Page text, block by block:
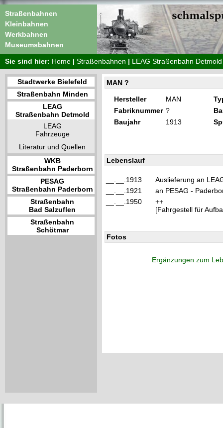
Straßenbahnen
Kleinbahnen
Werkbahnen
Museumsbahnen
Sie sind hier: Home | Straßenbahnen | LEAG Straßenbahn Detmold
Stadtwerke Bielefeld
Straßenbahn Minden
LEAG
Straßenbahn Detmold
LEAG
Fahrzeuge
Literatur und Quellen
WKB
Straßenbahn Paderborn
PESAG
Straßenbahn Paderborn
Straßenbahn
Bad Salzuflen
Straßenbahn
Schötmar
MAN ?
Hersteller MAN
Fabriknummer ?
Baujahr
1913
Lebenslauf
__.__.1913
Auslieferung an
__.__.1921
an PESAG -
__.__.1950
++
[Fahrgestell für
Fotos
Ergänzungen zum